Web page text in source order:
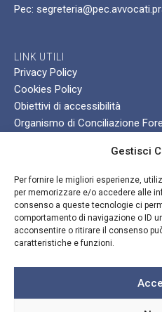
Gestisci
Per fornire le migliori esperienze,
per memorizzare e/o accedere alle
consenso a queste tecnologie ci
comportamento di navigazione o ID
acconsentire o ritirare il consenso
caratteristiche e funzioni.
Pec:
LINK UTILI
Privacy Policy
Cookies Policy
Obiettivi di accessibilità
Organismo di Conciliazione
Comitato Pari Opportunità
Fondazione Forense
Web Mail
Web Pec
APP Giuffrè Francis Lefevbre
Lunedì - Venerdì: